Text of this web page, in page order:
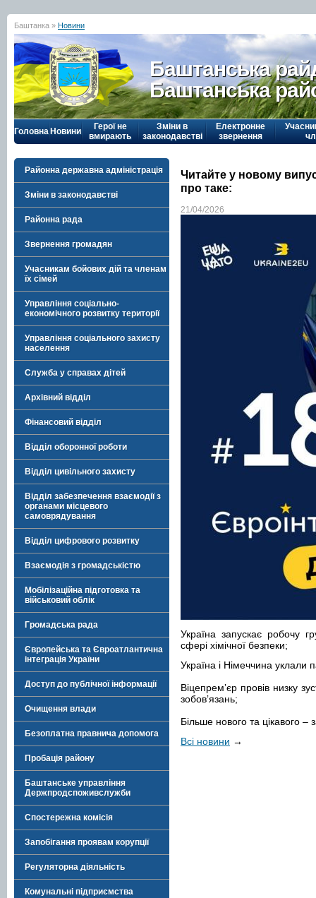
Баштанка » Новини
Баштанська
Баштанська
Головна Новини
Герої не
вмирають
Зміни в
законодавстві
Електронне
звернення
Районна державна адміністрація
Зміни в законодавстві
Районна рада
Звернення громадян
Учасникам бойових дій та членам
їх сімей
Управління соціально-
економічного розвитку території
Управління соціального захисту
населення
Служба у справах дітей
Архівний відділ
Фінансовий відділ
Відділ оборонної роботи
Відділ цивільного захисту
Відділ забезпечення взаємодії з
органами місцевого
самоврядування
Відділ цифрового розвитку
Взаємодія з громадськістю
Мобілізаційна підготовка та
військовий облік
Громадська рада
Європейська та Євроатлантична
інтеграція України
Доступ до публічної інформації
Очищення влади
Безоплатна правнича допомога
Пробація району
Баштанське управління
Держпродспоживслужби
Спостережна комісія
Запобігання проявам корупції
Регуляторна діяльність
Комунальні підприємства
Читайте у новому
про таке:
21/04/2026
Україна запускає робочу
сфері хімічної безпеки;
Україна і Німеччина уклали
Віцепремʼєр провів низку
зобовʼязань;
Більше нового та цікавого
Всі новини →